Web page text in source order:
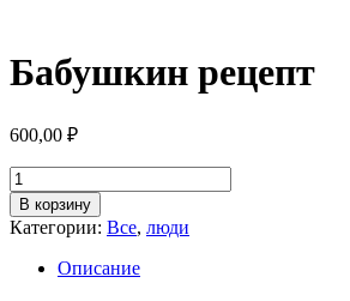
Бабушкин рецепт
600,00 ₽
Количество
товара
Бабушкин
рецепт
В корзину
Категории: Все, люди
Описание